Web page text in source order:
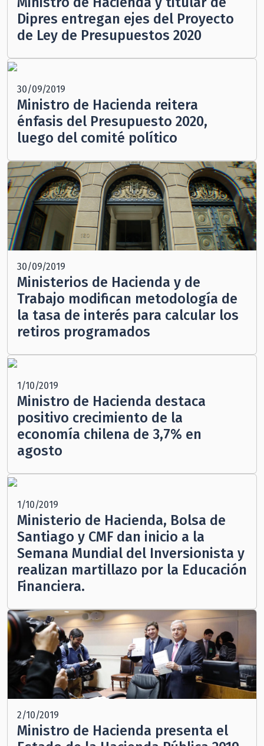
Dipres entregan ejes del Proyecto
de Ley de Presupuestos 2020
30/09/2019
Ministro de Hacienda reitera
énfasis del Presupuesto 2020,
luego del comité político
30/09/2019
Ministerios de Hacienda y de
Trabajo modifican metodología de
la tasa de interés para calcular los
retiros programados
1/10/2019
Ministro de Hacienda destaca
positivo crecimiento de la
economía chilena de 3,7% en
agosto
1/10/2019
Ministerio de Hacienda, Bolsa de
Santiago y CMF dan inicio a la
Semana Mundial del Inversionista y
realizan martillazo por la Educación
Financiera.
2/10/2019
Ministro de Hacienda presenta el